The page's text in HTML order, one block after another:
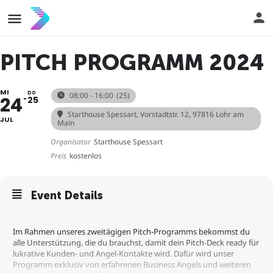
PITCH PROGRAMM 2024
MI
24
JUL
DO
25 08:00 - 16:00 (25)
Starthouse Spessart, Vorstadtstr. 12, 97816 Lohr am
Main
Organisator Starthouse Spessart
Preis kostenlos
Event Details
Im Rahmen unseres zweitägigen Pitch-Programms bekommst du
alle Unterstützung, die du brauchst, damit dein Pitch-Deck ready für
lukrative Kunden- und Angel-Kontakte wird. Dafür wird unser
Programm exklusiv von erfahrenen Business Angels und weiteren